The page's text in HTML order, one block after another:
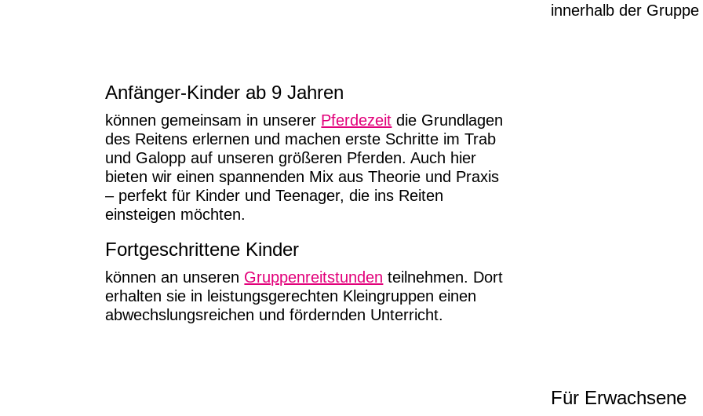
innerhalb der
Anfänger-Kinder ab 9 Jahren
können gemeinsam in unserer Pferdezeit die Grundlagen
des Reitens erlernen und machen erste Schritte im Trab
und Galopp auf unseren größeren Pferden. Auch hier
bieten wir einen spannenden Mix aus Theorie und Praxis
– perfekt für Kinder und Teenager, die ins Reiten
einsteigen möchten.
Fortgeschrittene Kinder
können an unseren Gruppenreitstunden teilnehmen. Dort
erhalten sie in leistungsgerechten Kleingruppen einen
abwechslungsreichen und fördernden Unterricht.
Für Erwachsene